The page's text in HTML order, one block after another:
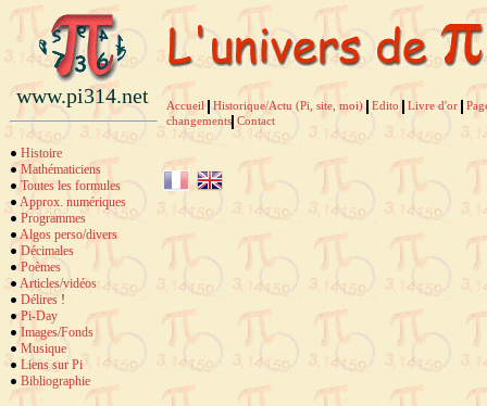
www.pi314.net
Histoire
Mathématiciens
Toutes les formules
Approx. numériques
Programmes
Algos perso/divers
Décimales
Poèmes
Articles/vidéos
Délires !
Pi-Day
Images/Fonds
Musique
Liens sur Pi
Bibliographie
Accueil Historique/Actu (Pi, site, moi) Edito Livre d'or
changements Contact